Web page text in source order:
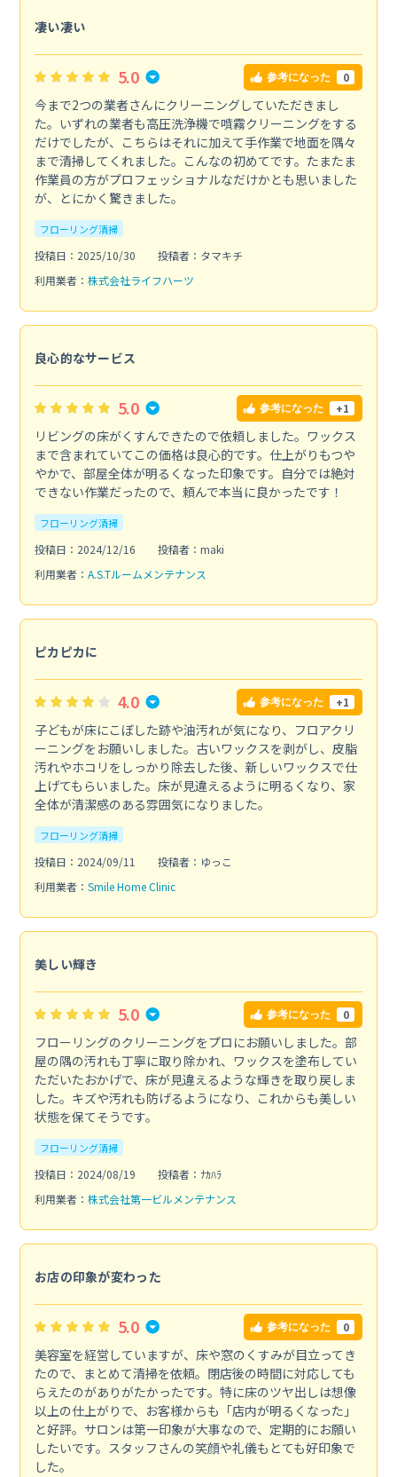
凄い凄い
5.0 参考になった 0
今まで2つの業者さんにクリーニングしていただきまし
た。いずれの業者も高圧洗浄機で噴霧クリーニングをする
だけでしたが、こちらはそれに加えて手作業で地面を隅々
まで清掃してくれました。こんなの初めてです。たまたま
作業員の方がプロフェッショナルなだけかとも思いました
が、とにかく驚きました。
フローリング清掃
投稿日：2025/10/30
投稿者：タマキチ
利用業者： 株式会社ライフハーツ
良心的なサービス
5.0 参考になった +1
リビングの床がくすんできたので依頼しました。ワックス
まで含まれていてこの価格は良心的です。仕上がりもつや
やかで、部屋全体が明るくなった印象です。自分では絶対
できない作業だったので、頼んで本当に良かったです！
フローリング清掃
投稿日：2024/12/16
投稿者：maki
利用業者： A.S.Tルームメンテナンス
ピカピカに
4.0 参考になった +1
子どもが床にこぼした跡や油汚れが気になり、フロアクリ
ーニングをお願いしました。古いワックスを剥がし、皮脂
汚れやホコリをしっかり除去した後、新しいワックスで仕
上げてもらいました。床が見違えるように明るくなり、家
全体が清潔感のある雰囲気になりました。
フローリング清掃
投稿日：2024/09/11
投稿者：ゆっこ
利用業者： Smile Home Clinic
美しい輝き
5.0 参考になった 0
フローリングのクリーニングをプロにお願いしました。部
屋の隅の汚れも丁寧に取り除かれ、ワックスを塗布してい
ただいたおかげで、床が見違えるような輝きを取り戻しま
した。キズや汚れも防げるようになり、これからも美しい
状態を保てそうです。
フローリング清掃
投稿日：2024/08/19
投稿者：ﾅｶﾊﾗ
利用業者： 株式会社第一ビルメンテナンス
お店の印象が変わった
5.0 参考になった 0
美容室を経営していますが、床や窓のくすみが目立ってき
たので、まとめて清掃を依頼。閉店後の時間に対応しても
らえたのがありがたかったです。特に床のツヤ出しは想像
以上の仕上がりで、お客様からも「店内が明るくなった」
と好評。サロンは第一印象が大事なので、定期的にお願い
したいです。スタッフさんの笑顔や礼儀もとても好印象で
した。